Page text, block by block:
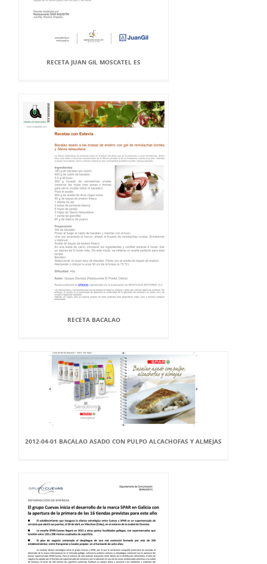
RECETA JUAN GIL MOSCATEL ES
RECETA BACALAO
2012-04-01 BACALAO ASADO CON PULPO ALCACHOFAS Y ALMEJAS